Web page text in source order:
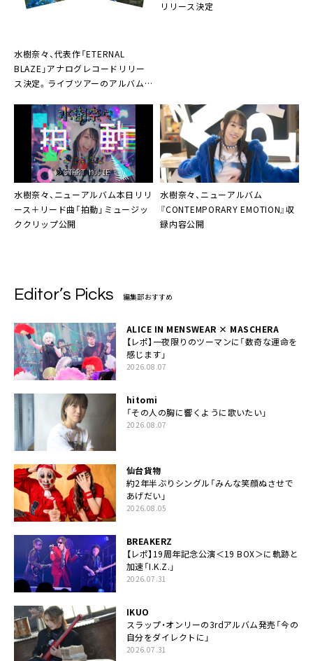
奇跡のメロディア
・making of LIVE VISION
・making of LIVE VISION＋
・making of LIVE VISION × VISION＋ -OPENING&SHORT M
・LIVE VISION SHORT MOVIE
・LIVE VISION＋ SHORT MOVIE
（予定）
水樹奈々、代表作「ETERNAL
BLAZE」アナログレコードリリー
ス決定。ライブツアーのアルバム
リリース決定
水樹奈々、ニューアルバム本日リリ
ース＋リード曲「拍動」ミュージッ
ククリップ公開
水樹奈々、ニューアルバム
『CONTEMPORARY EMOTION』収
録内容公開
Editor’s Picks 編集部おすすめ
ALICE IN MENSWEAR × MASCHERA
【レポ】一夜限りのツーマンに「数奇な運命を
感じます」
2026.08.07
hitomi
「その人の胸に響くように歌いたい」
2026.08.07
仙台貨物
約2年半ぶりシングル「みんな笑顔ぬさせで
あげだい」
2026.08.05
BREAKERZ
【レポ】19周年記念公演＜19 BOX＞に軌跡と
加速「I.K.Z.」
2026.07.31
IKUO
スラップ・オンリーの3rdアルバム発売「今の
自分をダイレクトに」
2026.07.31